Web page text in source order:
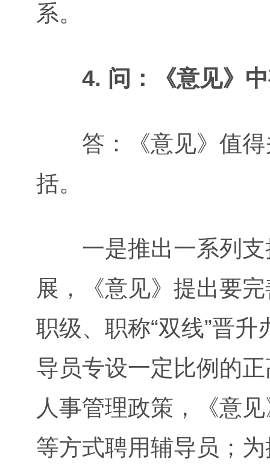
系。
4. 问：《意见》
答：《意见》值得
括。
一是推出一系列支
展，《意见》提出要
职级、职称“双线”晋
导员专设一定比例的
人事管理政策，《意
等方式聘用辅导员；